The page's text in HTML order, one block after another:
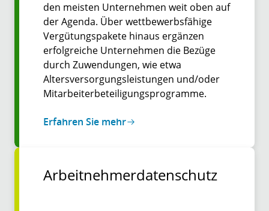
den meisten Unternehmen weit oben auf
der Agenda. Über wettbewerbsfähige
Vergütungspakete hinaus ergänzen
erfolgreiche Unternehmen die Bezüge
durch Zuwendungen, wie etwa
Altersversorgungsleistungen und/oder
Mitarbeiterbeteiligungsprogramme.
Erfahren Sie mehr
Arbeitnehmerdatenschutz